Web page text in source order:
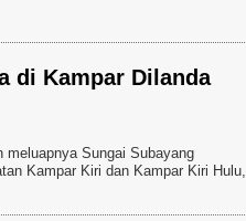
di Kampar Dilanda
meluapnya Sungai Subayang
Kampar Kiri dan Kampar Kiri Hulu,